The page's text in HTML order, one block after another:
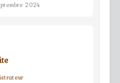
2024